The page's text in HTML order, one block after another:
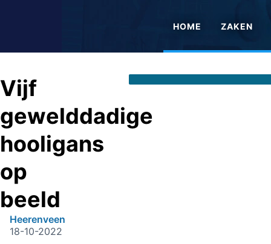
HOME ZAKEN
Vijf
gewelddadige
hooligans
op
beeld
Heerenveen
18-10-2022